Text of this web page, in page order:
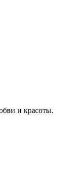
и красоты.